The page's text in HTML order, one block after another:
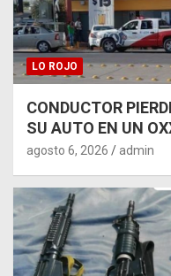
LO ROJO
CONDUCTOR
SU AUTO EN UN
agosto 6, 2026 admin